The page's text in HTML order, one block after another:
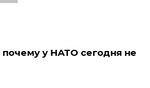
у НАТО сегодня не